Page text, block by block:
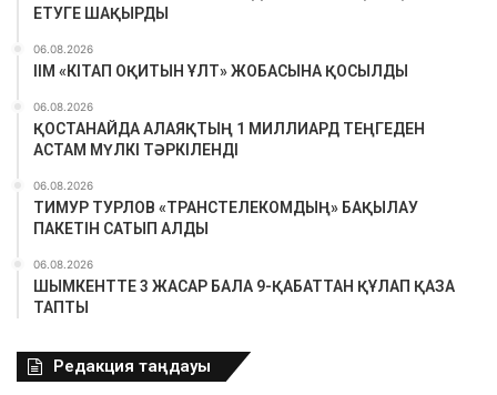
ЕТУГЕ ШАҚЫРДЫ
06.08.2026
ІІМ «КІТАП ОҚИТЫН ҰЛТ» ЖОБАСЫНА ҚОСЫЛДЫ
06.08.2026
ҚОСТАНАЙДА АЛАЯҚТЫҢ 1 МИЛЛИАРД ТЕҢГЕДЕН
АСТАМ МҮЛКІ ТӘРКІЛЕНДІ
06.08.2026
ТИМУР ТУРЛОВ «ТРАНСТЕЛЕКОМДЫҢ» БАҚЫЛАУ
ПАКЕТІН САТЫП АЛДЫ
06.08.2026
ШЫМКЕНТТЕ 3 ЖАСАР БАЛА 9-ҚАБАТТАН ҚҰЛАП ҚАЗА
ТАПТЫ
Редакция таңдауы